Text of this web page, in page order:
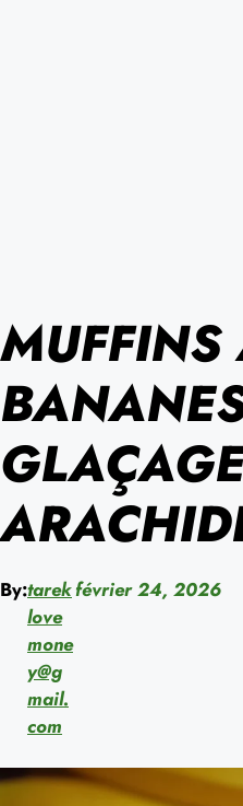
MUFFINS
By:tarek
love
mone
y@g
mail.
com
février 24, 2026